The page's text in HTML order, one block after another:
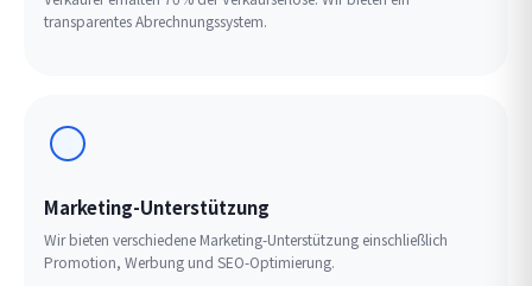
transparentes Abrechnungssystem.
Marketing-Unterstützung
Wir bieten verschiedene Marketing-Unterstützung einschließlich
Promotion, Werbung und SEO-Optimierung.